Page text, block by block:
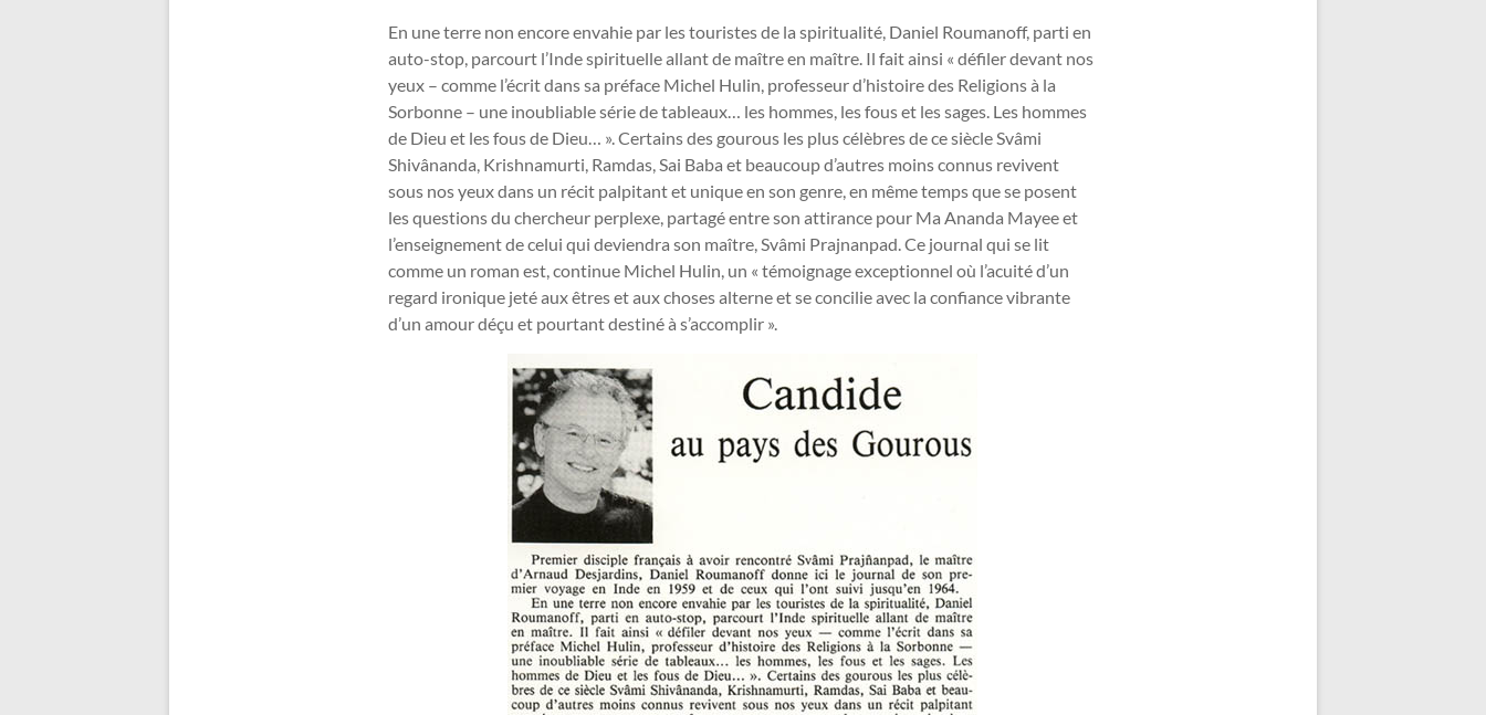
En une terre non encore envahie par les touristes de la spiritualité, Daniel Roumanoff, parti en
auto-stop, parcourt l’Inde spirituelle allant de maître en maître. Il fait ainsi « défiler devant nos
yeux – comme l’écrit dans sa préface Michel Hulin, professeur d’histoire des Religions à la
Sorbonne – une inoubliable série de tableaux… les hommes, les fous et les sages. Les hommes
de Dieu et les fous de Dieu… ». Certains des gourous les plus célèbres de ce siècle Svâmi
Shivânanda, Krishnamurti, Ramdas, Sai Baba et beaucoup d’autres moins connus revivent
sous nos yeux dans un récit palpitant et unique en son genre, en même temps que se posent
les questions du chercheur perplexe, partagé entre son attirance pour Ma Ananda Mayee et
l’enseignement de celui qui deviendra son maître, Svâmi Prajnanpad. Ce journal qui se lit
comme un roman est, continue Michel Hulin, un « témoignage exceptionnel où l’acuité d’un
regard ironique jeté aux êtres et aux choses alterne et se concilie avec la confiance vibrante
d’un amour déçu et pourtant destiné à s’accomplir ».